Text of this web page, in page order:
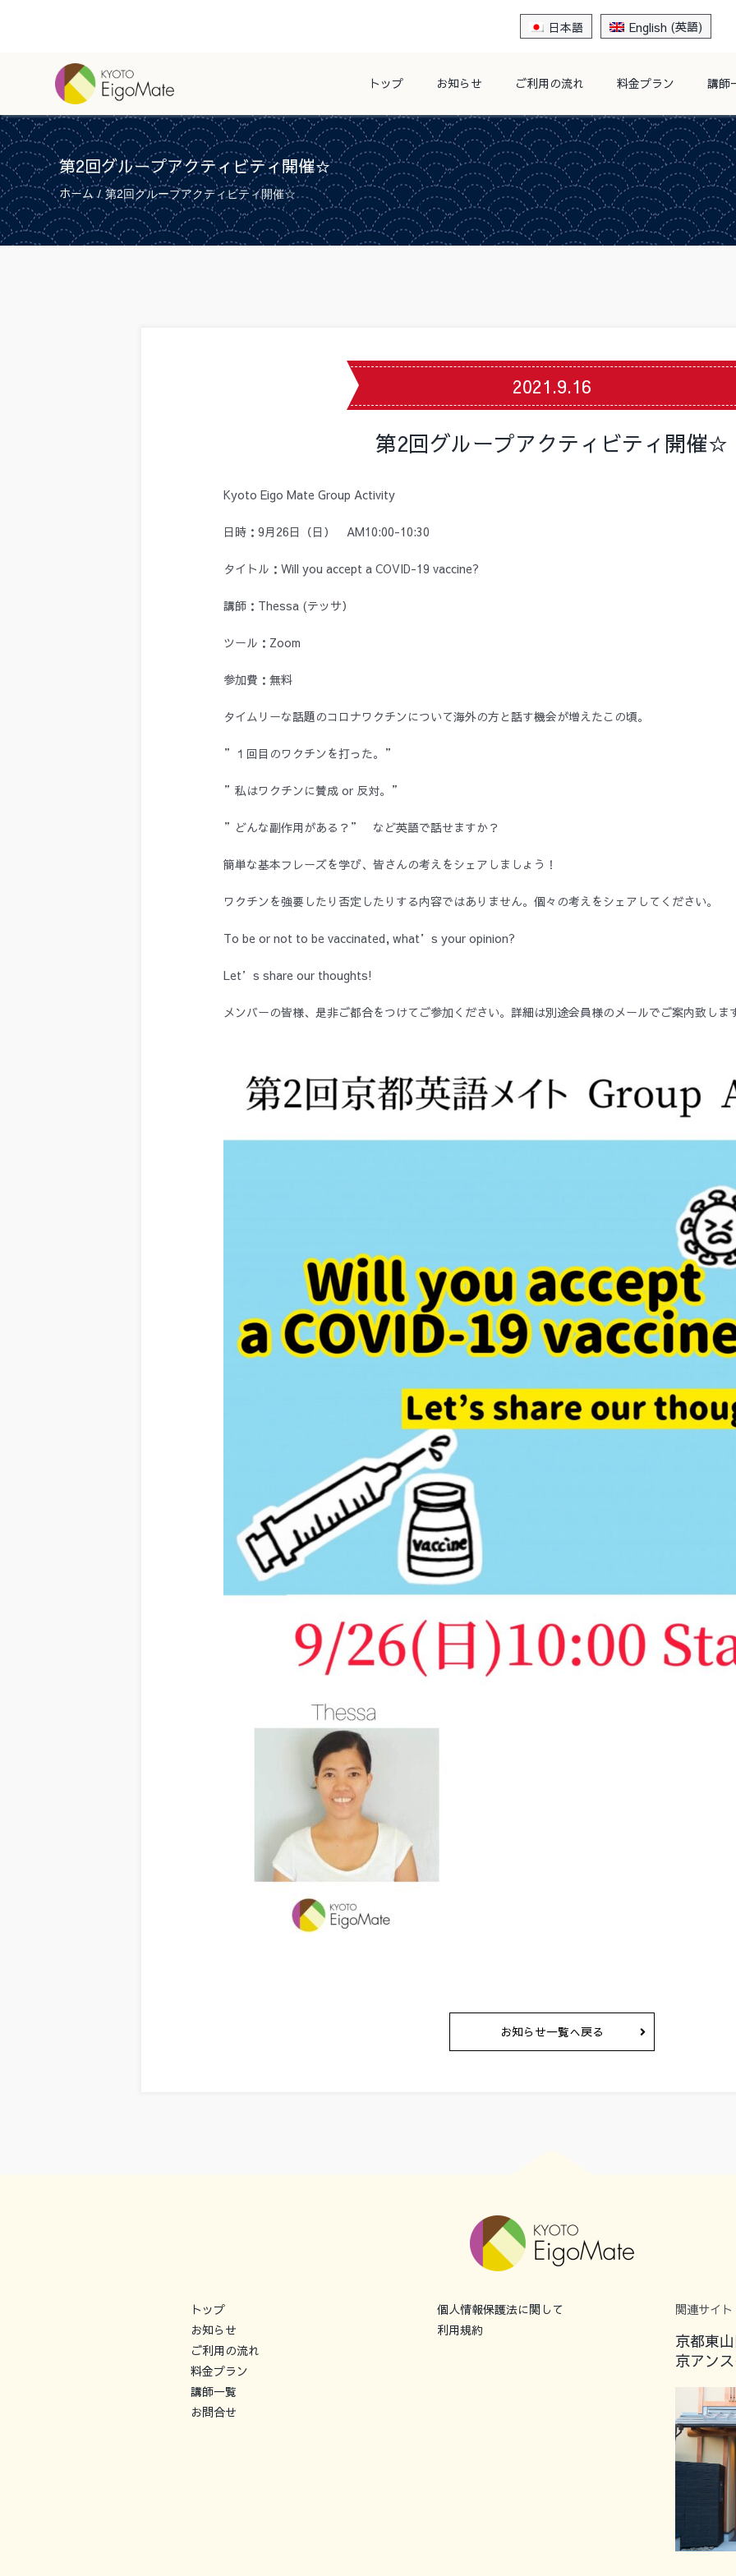
日本語 English (英語)
トップ お知らせ ご利用の流れ 料金プラン 講師
第2回グループアクティビティ開催☆
ホーム / 第2回グループアクティビティ開催☆
2021.9.16
第2回グループアクティビティ開催☆
Kyoto Eigo Mate Group Activity
日時：9月26日（日） AM10:00-10:30
タイトル：Will you accept a COVID-19 vaccine?
講師：Thessa (テッサ）
ツール：Zoom
参加費：無料
タイムリーな話題のコロナワクチンについて海外の方と話す機会が増えたこの頃。
”１回目のワクチンを打った。”
”私はワクチンに賛成 or 反対。”
”どんな副作用がある？” など英語で話せますか？
簡単な基本フレーズを学び、皆さんの考えをシェアしましょう！
ワクチンを強要したり否定したりする内容ではありません。個々の考えをシェアしてください。
To be or not to be vaccinated, what’s your opinion?
Let’s share our thoughts!
メンバーの皆様、是非ご都合をつけてご参加ください。詳細は別途会員様のメールでご案内致しま
お知らせ一覧へ戻る
トップ
お知らせ
ご利用の流れ
料金プラン
講師一覧
お問合せ
個人情報保護法に関して
利用規約
関連サイト
京都東
京アン